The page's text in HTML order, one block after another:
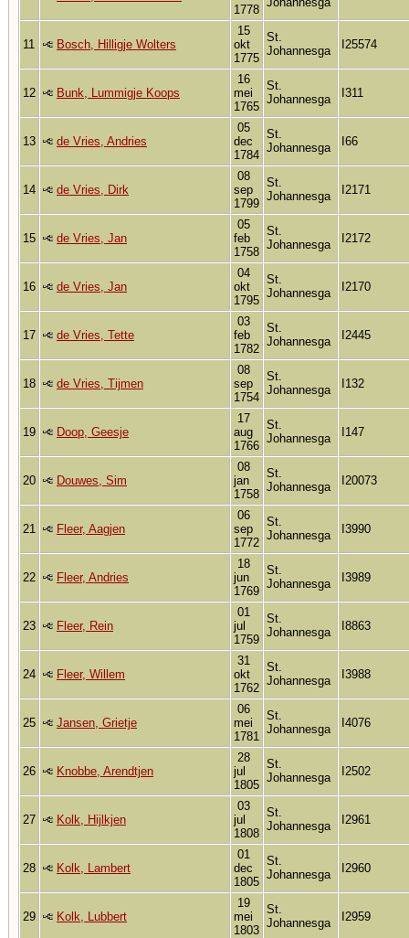
1778
11 Bosch, Hilligje Wolters
15
okt
1775
St.
Johannesga
I25574
12 Bunk, Lummigje Koops
16
mei
1765
St.
Johannesga
I311
13 de Vries, Andries
05
dec
1784
St.
Johannesga
I66
14 de Vries, Dirk
08
sep
1799
St.
Johannesga
I2171
15 de Vries, Jan
05
feb
1758
St.
Johannesga
I2172
16 de Vries, Jan
04
okt
1795
St.
Johannesga
I2170
17 de Vries, Tette
03
feb
1782
St.
Johannesga
I2445
18 de Vries, Tijmen
08
sep
1754
St.
Johannesga
I132
19 Doop, Geesje
17
aug
1766
St.
Johannesga
I147
20 Douwes, Sim
08
jan
1758
St.
Johannesga
I20073
21 Fleer, Aagjen
06
sep
1772
St.
Johannesga
I3990
22 Fleer, Andries
18
jun
1769
St.
Johannesga
I3989
23 Fleer, Rein
01
jul
1759
St.
Johannesga
I8863
24 Fleer, Willem
31
okt
1762
St.
Johannesga
I3988
25 Jansen, Grietje
06
mei
1781
St.
Johannesga
I4076
26 Knobbe, Arendtjen
28
jul
1805
St.
Johannesga
I2502
27 Kolk, Hijlkjen
03
jul
1808
St.
Johannesga
I2961
28 Kolk, Lambert
01
dec
1805
St.
Johannesga
I2960
29 Kolk, Lubbert
19
mei
1803
St.
Johannesga
I2959